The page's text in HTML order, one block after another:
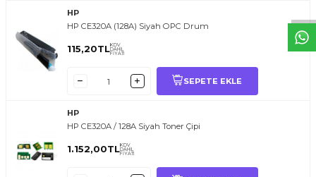
HP
HP CE320A (128A) Siyah OPC Drum
115,20TLKDV
DAHİL
FİYATI
SEPETE EKLE
HP
HP CE320A / 128A Siyah Toner Çipi
1.152,00TLKDV
DAHİL
FİYATI